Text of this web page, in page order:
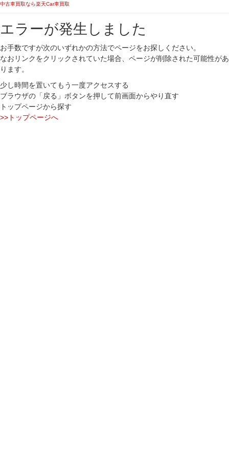
中古車買取なら楽天Car車買取
エラーが発生しました
お手数ですが次のいずれかの方法でページをお探しください。
なおリンクをクリックされていた場合、ページが削除された可能性があ
ります。
少し時間を置いてもう一度アクセスする
ブラウザの「戻る」ボタンを押して前画面からやり直す
トップページから探す
>>トップページへ